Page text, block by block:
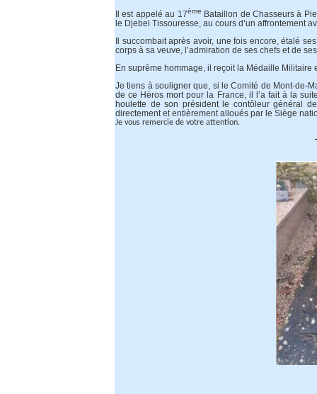
Il est appelé au 17ème Bataillon de Chasseurs à
le Djebel Tissouresse, au cours d’un affrontement
Il succombait après avoir, une fois encore, étalé
corps à sa veuve, l’admiration de ses chefs et de
En suprême hommage, il reçoit la Médaille Militaire
Je tiens à souligner que, si le Comité de Mont-de-
de ce Héros mort pour la France, il l’a fait à la
houlette de son président le contôleur général
directement et entièrement alloués par le Siège
Je vous remercie de votre attention.